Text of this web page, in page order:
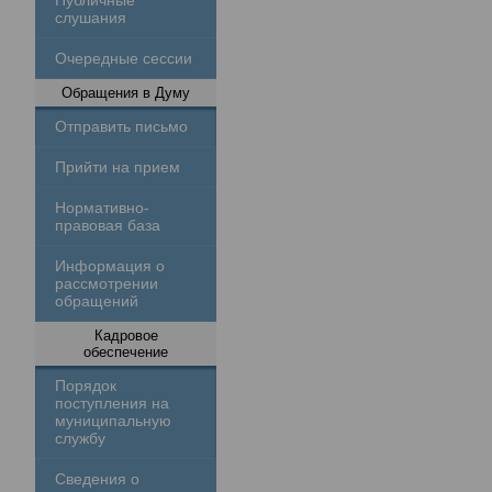
слушания
Очередные сессии
Обращения в Думу
Отправить письмо
Прийти на прием
Нормативно-
правовая база
Информация о
рассмотрении
обращений
Кадровое
обеспечение
Порядок
поступления на
муниципальную
службу
Сведения о